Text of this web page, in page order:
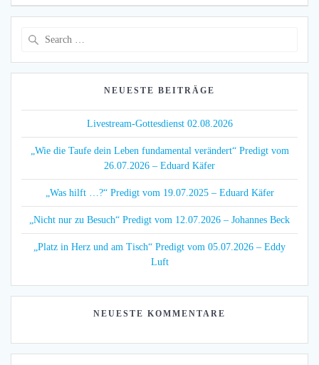
NEUESTE BEITRÄGE
Livestream-Gottesdienst 02.08.2026
„Wie die Taufe dein Leben fundamental verändert“ Predigt vom
26.07.2026 – Eduard Käfer
„Was hilft …?“ Predigt vom 19.07.2025 – Eduard Käfer
„Nicht nur zu Besuch“ Predigt vom 12.07.2026 – Johannes Beck
„Platz in Herz und am Tisch“ Predigt vom 05.07.2026 – Eddy
Luft
NEUESTE KOMMENTARE